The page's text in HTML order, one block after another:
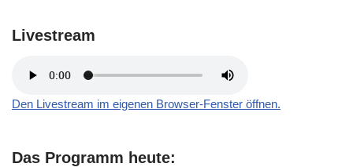
Livestream
Den Livestream im eigenen Browser-Fenster öffnen.
Das Programm heute: